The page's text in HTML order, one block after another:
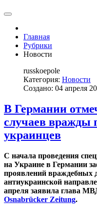
Главная
Рубрики
Новости
russkoepole
Категория: Новости
Создано: 04 апреля
В Германии
случаев вражды
украинцев
C начала проведения
на Украине в Германии
проявлений враждебных
антиукраинской
апреля заявила глава
Osnabrücker Zeitung.